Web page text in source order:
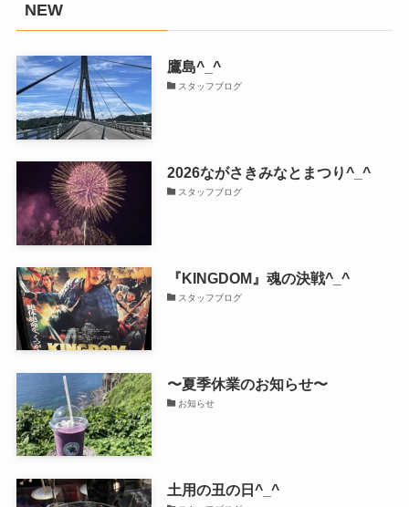
NEW
鷹島^_^
スタッフブログ
2026ながさきみなとまつり^_^
スタッフブログ
『KINGDOM』魂の決戦^_^
スタッフブログ
〜夏季休業のお知らせ〜
お知らせ
土用の丑の日^_^